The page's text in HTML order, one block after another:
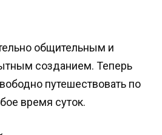
общительным и
созданием. Теперь
путешествовать по
время суток.